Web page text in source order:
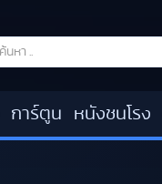
การ์ตูน หนังชนโรง